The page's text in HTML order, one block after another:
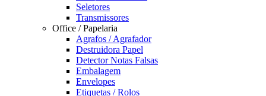
Seletores
Transmissores
Office / Papelaria
Agrafos / Agrafador
Destruidora Papel
Detector Notas Falsas
Embalagem
Envelopes
Etiquetas / Rolos